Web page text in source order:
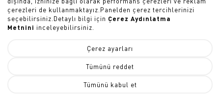
Tükendi
Bültene Abone Olun
çerezleri de kullanmaktayız.Panelden çerez tercihlerinizi
seçebilirsiniz.Detaylı bilgi için Çerez Aydınlatma
Metnini inceleyebilirsiniz.
Çerez ayarları
Tümünü reddet
Tümünü kabul et